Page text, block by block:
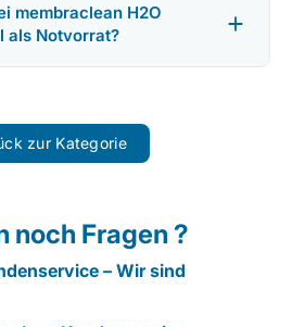
membraclean H2O
als Notvorrat?
zur Kategorie
noch Fragen ?
– Wir sind